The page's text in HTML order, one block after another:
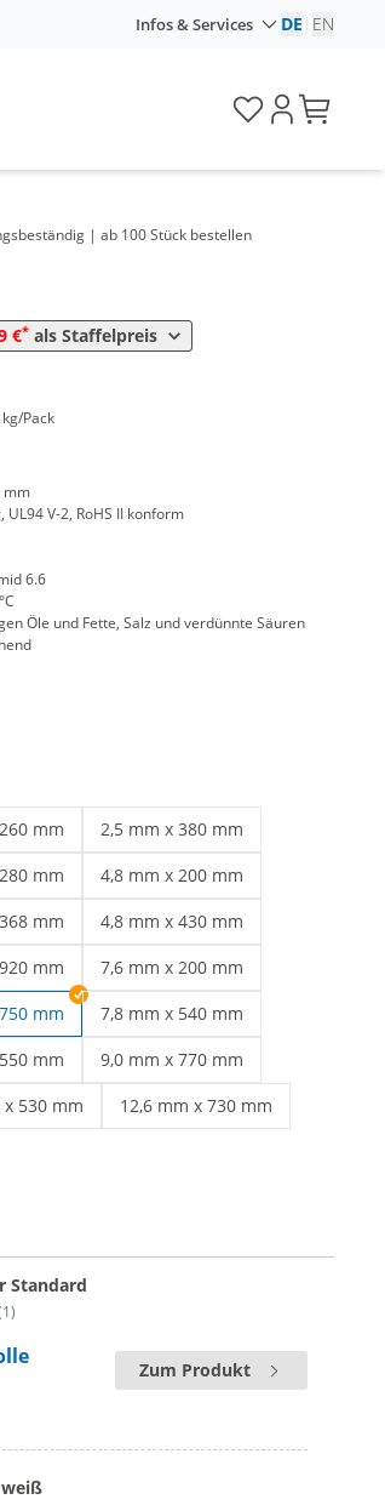
Infos & Services DE EN
| ab 100 Stück bestellen
€* als Staffelpreis
0,14 €*/1Stück
Pack
mm
UL94 V-2, RoHS II konform
6.6
Öle und Fette, Salz und verdünnte Säuren
160 mm
mm
schwarz | 2,5 mm x 260 mm
2,5 mm x 380 mm
Kabelbinder schwarz | 2,5 mm x
200 mm
mm
schwarz | 3,6 mm x 280 mm
4,8 mm x 200 mm
Kabelbinder 4,8 | 4,8 mm x 200
mm x 300 mm
mm
Kabelbinder | 4,8 mm x 368 mm
4,8 mm x 430 mm
Kabelbinder schwarz | 4,8 mm x
550 mm
mm
schwarz | 4,8 mm x 920 mm
7,6 mm x 200 mm
Kabelbinder schwarz | 7,6 mm x
x 370 mm
mm
7,8 mm x 540 mm
Kabelbinder über 50 cm | 7,8 mm
300 mm
mm
schwarz | 9,0 mm x 550 mm
9,0 mm x 770 mm
Kabelbinder schwarz | 9,0 mm x
mm
x 530 mm
12,6 mm x 730 mm
Standard
Zum Produkt